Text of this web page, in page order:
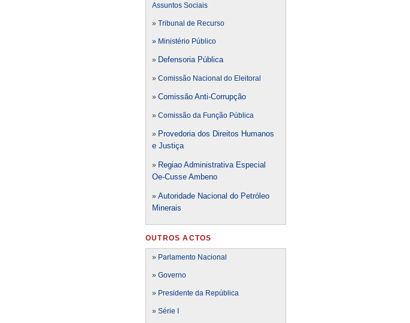
Assuntos Sociais
» Tribunal de Recurso
» Ministério Público
» Defensoria Pública
» Comissão Nacional do Eleitoral
» Comissão Anti-Corrupção
» Comissão da Função Pública
» Provedoria dos Direitos Humanos
e Justiça
» Regiao Administrativa Especial
Oe-Cusse Ambeno
» Autoridade Nacional do Petróleo
Minerais
OUTROS ACTOS
» Parlamento Nacional
» Governo
» Presidente da República
» Série I